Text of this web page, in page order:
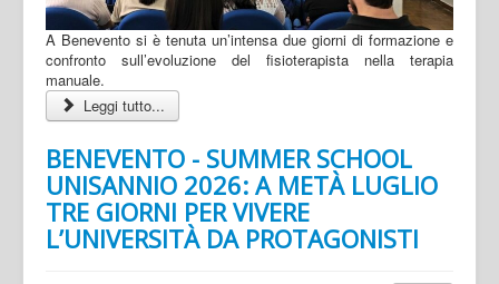
A Benevento si è tenuta un’intensa due giorni di formazione e
confronto sull’evoluzione del fisioterapista nella terapia
manuale.
Leggi tutto...
BENEVENTO - SUMMER SCHOOL
UNISANNIO 2026: A METÀ LUGLIO
TRE GIORNI PER VIVERE
L’UNIVERSITÀ DA PROTAGONISTI